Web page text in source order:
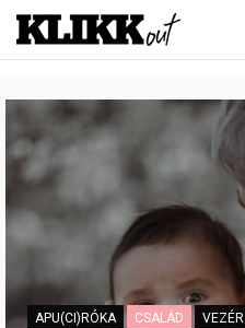
APU(CI)RÓKA CSALÁD VEZÉR